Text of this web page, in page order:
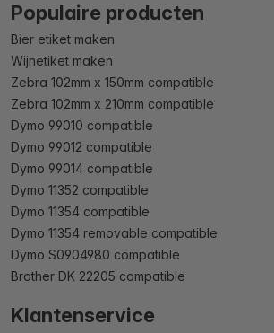
Populaire producten
Bier etiket maken
Wijnetiket maken
Zebra 102mm x 150mm compatible
Zebra 102mm x 210mm compatible
Dymo 99010 compatible
Dymo 99012 compatible
Dymo 99014 compatible
Dymo 11352 compatible
Dymo 11354 compatible
Dymo 11354 removable compatible
Dymo S0904980 compatible
Brother DK 22205 compatible
Klantenservice